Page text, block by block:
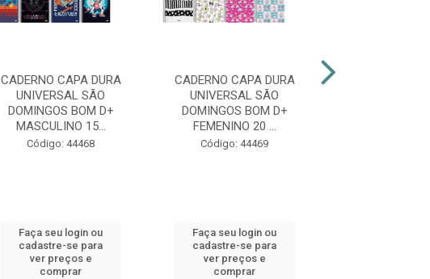
CADERNO CAPA DURA
UNIVERSAL SÃO
DOMINGOS BOM D+
MASCULINO 15...
Código: 44468
Faça seu login ou
cadastre-se para
ver preços e
comprar
CADERNO CAPA DURA
UNIVERSAL SÃO
DOMINGOS BOM D+
FEMENINO 20 ...
Código: 44469
Faça seu login ou
cadastre-se para
ver preços e
comprar